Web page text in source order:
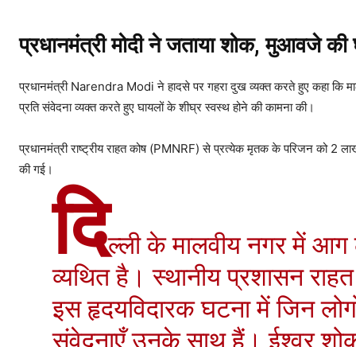
प्रधानमंत्री मोदी ने जताया शोक, मुआवजे की
प्रधानमंत्री Narendra Modi ने हादसे पर गहरा दुख व्यक्त करते हुए कहा
प्रति संवेदना व्यक्त करते हुए घायलों के शीघ्र स्वस्थ होने की कामना की।
प्रधानमंत्री राष्ट्रीय राहत कोष (PMNRF) से प्रत्येक मृतक के परिजन को 2
की गई।
दिल्ली के मालवीय नगर में
व्यथित है। स्थानीय प्रशासन
इस हृदयविदारक घटना में जिन
संवेदनाएँ उनके साथ हैं। ईश्वर